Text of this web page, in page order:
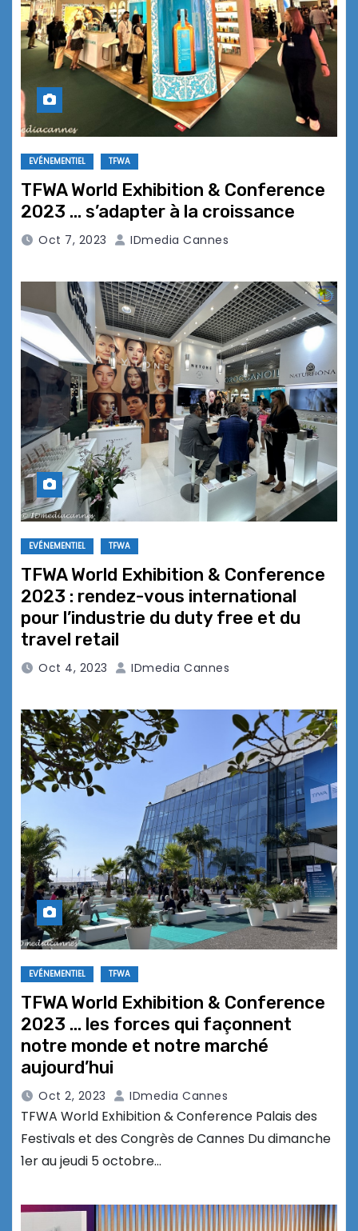
EVÉNEMENTIEL TFWA
TFWA World Exhibition & Conference
2023 … s’adapter à la croissance
Oct 7, 2023 IDmedia Cannes
EVÉNEMENTIEL TFWA
TFWA World Exhibition & Conference
2023 : rendez-vous international
pour l’industrie du duty free et du
travel retail
Oct 4, 2023 IDmedia Cannes
EVÉNEMENTIEL TFWA
TFWA World Exhibition & Conference
2023 … les forces qui façonnent
notre monde et notre marché
aujourd’hui
Oct 2, 2023 IDmedia Cannes
TFWA World Exhibition & Conference Palais des
Festivals et des Congrès de Cannes Du dimanche
1er au jeudi 5 octobre…